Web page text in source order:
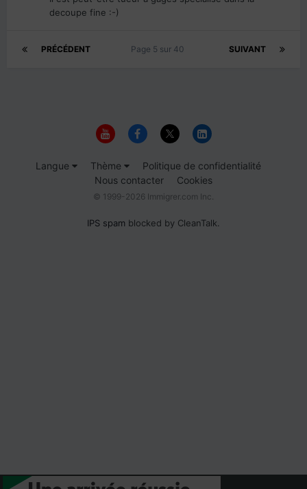
decoupe fine :-)
PRÉCÉDENT SUIVANT
Page 5 sur 40
Langue Thème
Politique de confidentialité
Nous contacter
Cookies
© 1999-2026 Immigrer.com Inc.
IPS spam blocked by CleanTalk.